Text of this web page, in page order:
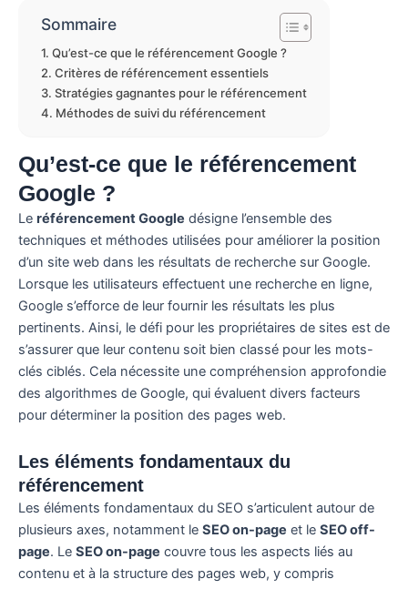
Sommaire
Qu’est-ce que le référencement Google ?
Critères de référencement essentiels
Stratégies gagnantes pour le référencement
Méthodes de suivi du référencement
Qu’est-ce que le référencement
Google ?
Le référencement Google désigne l’ensemble des
techniques et méthodes utilisées pour améliorer la position
d’un site web dans les résultats de recherche sur Google.
Lorsque les utilisateurs effectuent une recherche en ligne,
Google s’efforce de leur fournir les résultats les plus
pertinents. Ainsi, le défi pour les propriétaires de sites est de
s’assurer que leur contenu soit bien classé pour les mots-
clés ciblés. Cela nécessite une compréhension approfondie
des algorithmes de Google, qui évaluent divers facteurs
pour déterminer la position des pages web.
Les éléments fondamentaux du
référencement
Les éléments fondamentaux du SEO s’articulent autour de
plusieurs axes, notamment le SEO on-page et le SEO off-
page. Le SEO on-page couvre tous les aspects liés au
contenu et à la structure des pages web, y compris